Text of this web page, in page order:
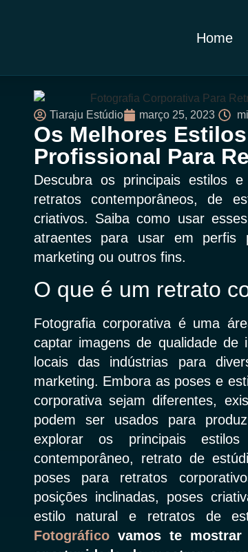
Home
Tiaraju Estúdio março 25, 2023
Os Melhores
Profissional Para
Descubra os principais estilos
retratos contemporâneos, de
criativos. Saiba como usar
atraentes para usar em perfis
marketing ou outros fins.
O que é um retrato
Fotografia corporativa é uma
captar imagens de qualidade de
locais das indústrias para
marketing. Embora as poses e
corporativa sejam diferentes,
podem ser usados ​​para
explorar os principais
contemporâneo, retrato de
poses para retratos
posições inclinadas, poses
estilo natural e retratos de
Fotográfico vamos te